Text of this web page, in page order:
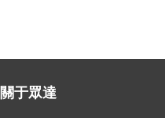
關于眾達